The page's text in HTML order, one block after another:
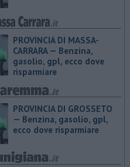
PROVINCIA DI MASSA-
CARRARA — ​Benzina,
gasolio, gpl, ecco dove
risparmiare
PROVINCIA DI GROSSETO
— ​Benzina, gasolio, gpl,
ecco dove risparmiare